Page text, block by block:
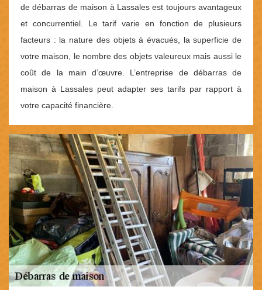
de débarras de maison à Lassales est toujours avantageux
et concurrentiel. Le tarif varie en fonction de plusieurs
facteurs : la nature des objets à évacués, la superficie de
votre maison, le nombre des objets valeureux mais aussi le
coût de la main d’œuvre. L’entreprise de débarras de
maison à Lassales peut adapter ses tarifs par rapport à
votre capacité financière.